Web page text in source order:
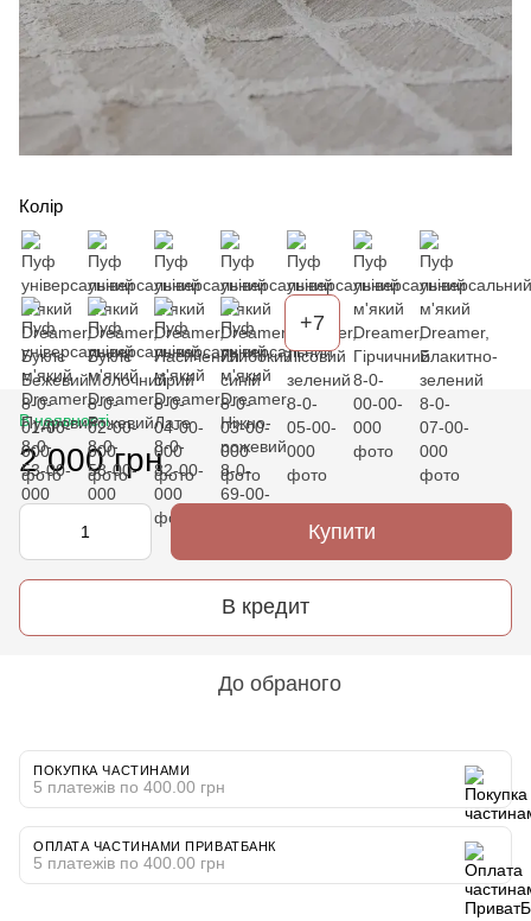
Колір
+7
В наявності
2 000 грн
Купити
В кредит
До обраного
ПОКУПКА ЧАСТИНАМИ
5 платежів по 400.00 грн
ОПЛАТА ЧАСТИНАМИ ПРИВАТБАНК
5 платежів по 400.00 грн